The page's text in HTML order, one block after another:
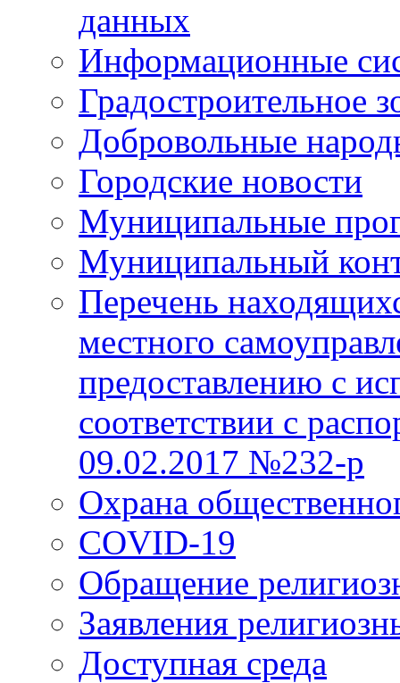
данных
Информационные
Градостроительное
Добровольные
Городские новости
Муниципальные
Муниципальный
Перечень
местного
предоставлению с
соответствии с
09.02.2017 №232-р
Охрана
COVID-19
Обращение
Заявления
Доступная среда